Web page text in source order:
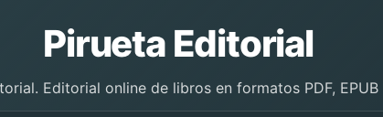
Pirueta Editorial
Editorial online de libros en formatos PDF, EPUB